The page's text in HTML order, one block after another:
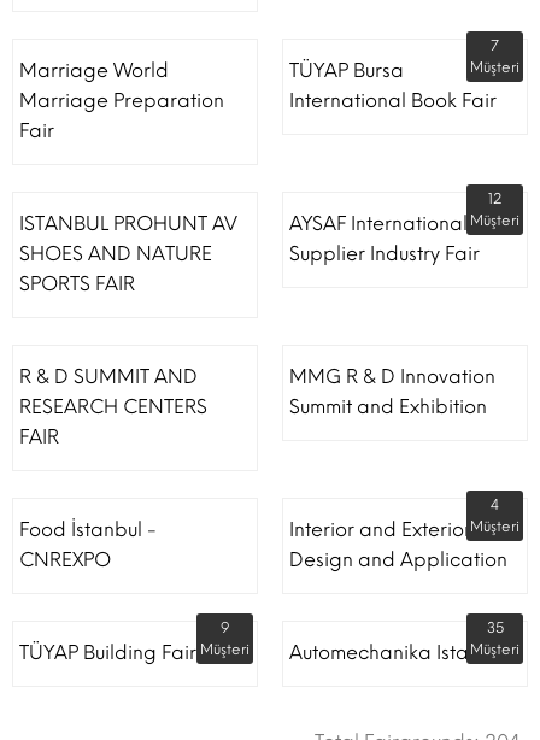
Marriage World
Marriage Preparation
Fair
TÜYAP Bursa
International Book Fair
7
Müşteri
ISTANBUL PROHUNT AV
SHOES AND NATURE
SPORTS FAIR
AYSAF International Shoe
Supplier Industry Fair
12
Müşteri
R & D SUMMIT AND
RESEARCH CENTERS
FAIR
MMG R & D Innovation
Summit and Exhibition
Food İstanbul -
CNREXPO
Interior and Exterior
Design and Application
4
Müşteri
TÜYAP Building Fair
9
Müşteri
Automechanika Istanbul
35
Müşteri